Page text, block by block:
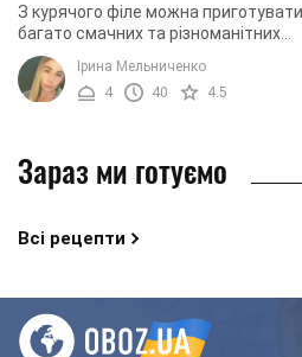
З курячого філе можна приготувати
багато смачних та різноманітних
страв. Сьогодні пропонуємо вам
рецепт ніжних, соковитих і запашних
биточків. Дехто ...
Ірина Мельниченко
4
40 4.5
Зараз ми готуємо
Всі рецепти